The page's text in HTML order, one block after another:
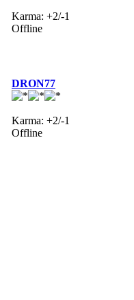
Karma: +2/-1
Offline
DRON77
Karma: +2/-1
Offline